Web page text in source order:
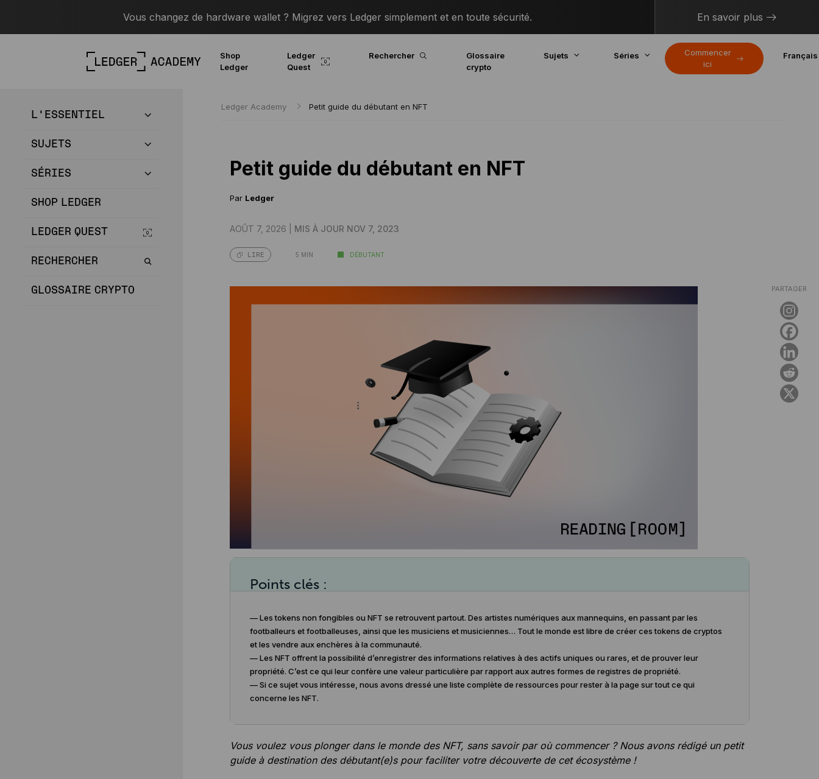
Vous changez de hardware wallet ? Migrez vers Ledger simplement et en toute sécurité. En savoir plus
Shop
Ledger
Ledger
Quest
Rechercher
Glossaire
crypto
Sujets Séries
Commencer
ici
Français
L’ESSENTIEL
SUJETS
SÉRIES
SHOP LEDGER
LEDGER QUEST
RECHERCHER
GLOSSAIRE CRYPTO
Ledger Academy Petit guide du débutant en NFT
Petit guide du débutant en NFT
Par Ledger
AOÛT 7, 2026 | MIS À JOUR NOV 7, 2023
LIRE 5 MIN DÉBUTANT
PARTAGER
Points clés :
— Les tokens non fongibles ou NFT se retrouvent partout. Des artistes numériques aux mannequins, en passant par les
footballeurs et footballeuses, ainsi que les musiciens et musiciennes… Tout le monde est libre de créer ces tokens de cryptos
et les vendre aux enchères à la communauté.
— Les NFT offrent la possibilité d’enregistrer des informations relatives à des actifs uniques ou rares, et de prouver leur
propriété. C’est ce qui leur confère une valeur particulière par rapport aux autres formes de registres de propriété.
— Si ce sujet vous intéresse, nous avons dressé une liste complète de ressources pour rester à la page sur tout ce qui
concerne les NFT.
Vous voulez vous plonger dans le monde des NFT, sans savoir par où commencer ? Nous avons rédigé un petit
guide à destination des débutant(e)s pour faciliter votre découverte de cet écosystème !